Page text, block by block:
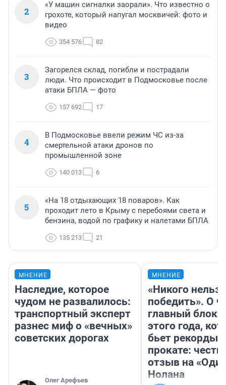
2
«У машин сигналки заорали». Что известно о
грохоте, который напугал москвичей: фото и
видео
354 576 82
3
Загорелся склад, погибли и пострадали
люди. Что происходит в Подмосковье после
атаки БПЛА — фото
157 692 17
4
В Подмосковье ввели режим ЧС из-за
смертельной атаки дронов по
промышленной зоне
140 013 6
5
«На 18 отдыхающих 18 поваров». Как
проходит лето в Крыму с перебоями света и
бензина, водой по графику и налетами БПЛА
135 213 21
МНЕНИЕ
Наследие, которое
чудом не развалилось:
транспортный эксперт
разнес миф о «вечных»
советских дорогах
Олег Арефьев
МНЕНИЕ
«Никого нельзя
победить». О
главный
этого года,
бьет рекорды в
прокате:
отзыв на
Нолана